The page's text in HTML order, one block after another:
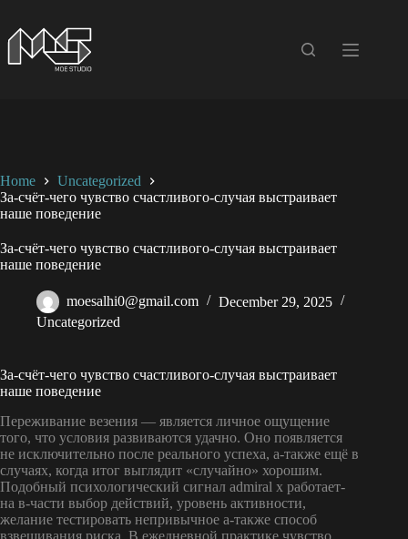
content
Home
Uncategorized
За-счёт-чего чувство счастливого-случая выстраивает
наше поведение
За-счёт-чего чувство счастливого-случая выстраивает
наше поведение
moesalhi0@gmail.com
December 29, 2025
Uncategorized
За-счёт-чего чувство счастливого-случая выстраивает
наше поведение
Переживание везения — является личное ощущение
того, что условия развиваются удачно. Оно появляется
не исключительно после реального успеха, а-также ещё в
случаях, когда итог выглядит «случайно» хорошим.
Подобный психологический сигнал admiral x работает-
на в-части выбор действий, уровень активности,
желание тестировать непривычное а-также способ